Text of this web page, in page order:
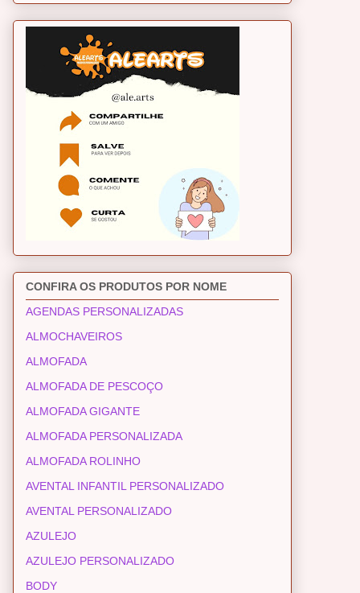
CONFIRA OS PRODUTOS POR NOME
AGENDAS PERSONALIZADAS
ALMOCHAVEIROS
ALMOFADA
ALMOFADA DE PESCOÇO
ALMOFADA GIGANTE
ALMOFADA PERSONALIZADA
ALMOFADA ROLINHO
AVENTAL INFANTIL PERSONALIZADO
AVENTAL PERSONALIZADO
AZULEJO
AZULEJO PERSONALIZADO
BODY